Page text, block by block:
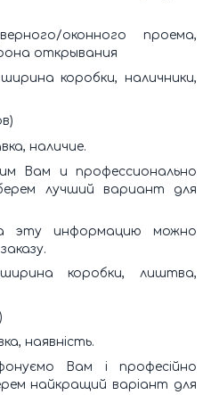
оконного проема,
открывания
коробки, наличники,
наличие.
Вам и профессионально
лучший вариант для
эту информацию можно
коробки, лиштва,
наявність.
Вам і професійно
найкращий варіант для